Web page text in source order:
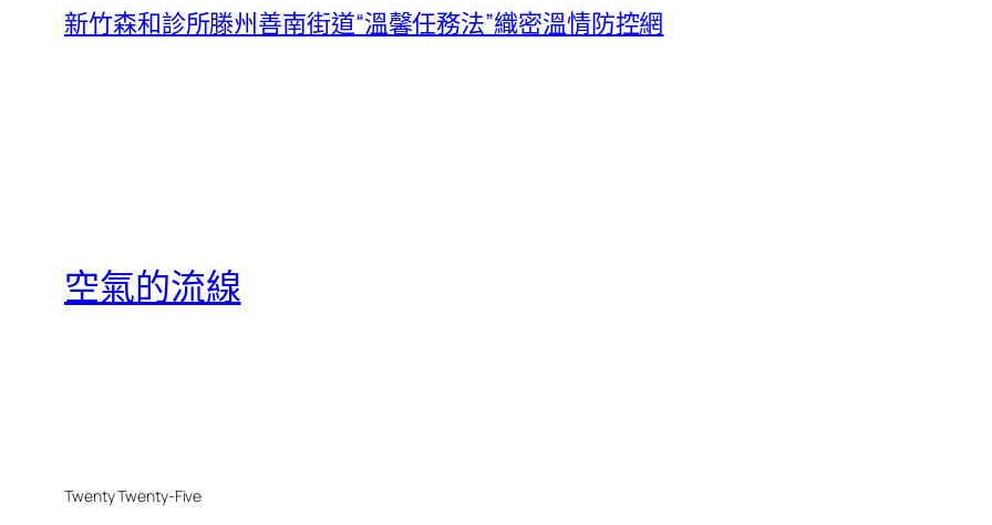
新竹森和診所滕州善南街道“溫馨任務法”織密溫情防控網
空氣的流線
Twenty Twenty-Five